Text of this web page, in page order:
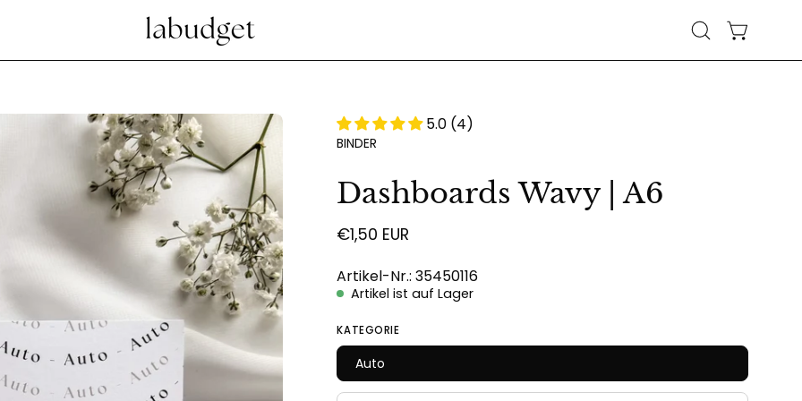
Suchleiste
öffnen
Bild-
Lightbox
5.0 (4)
BINDER
Dashboards Wavy | A6
€1,50 EUR
Artikel-Nr.: 35450116
Artikel ist auf Lager
KATEGORIE
Auto